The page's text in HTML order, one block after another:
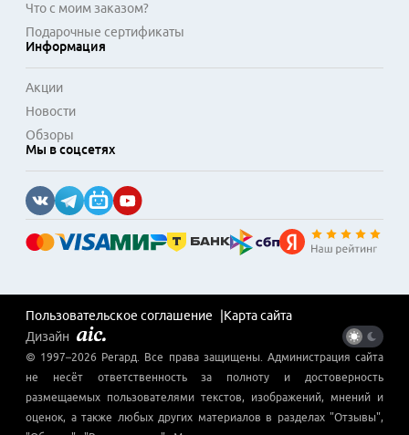
Что с моим заказом?
Подарочные сертификаты
Информация
Акции
Новости
Обзоры
Мы в соцсетях
Пользовательское соглашение
Карта сайта
Дизайн
© 1997–2026 Регард . Все права защищены. Администрация сайта
не несёт ответственность за полноту и достоверность
размещаемых пользователями текстов, изображений, мнений и
оценок, а также любых других материалов в разделах "Отзывы",